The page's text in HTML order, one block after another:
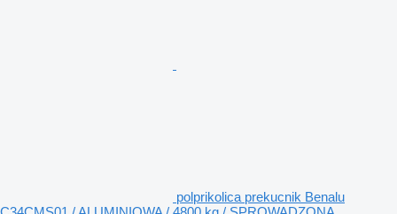
polprikolica prekucnik Benalu